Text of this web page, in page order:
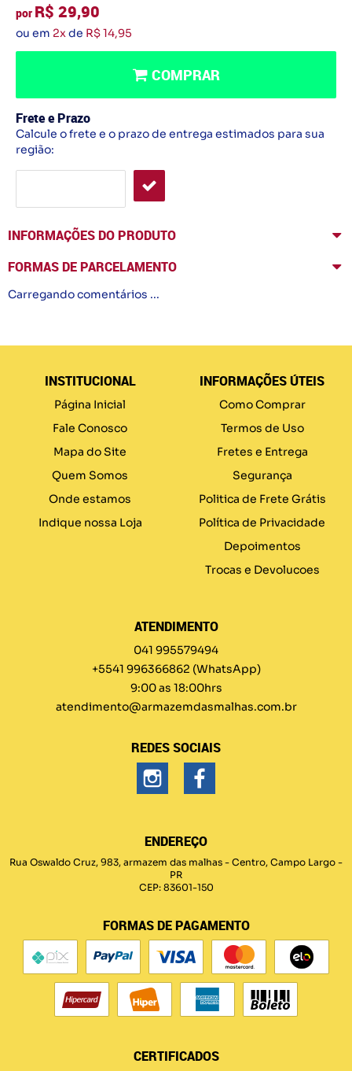
por R$ 29,90
ou em 2xde R$ 14,95
COMPRAR
Frete e Prazo
Calcule o frete e o prazo de entrega estimados para sua
região:
INFORMAÇÕES DO PRODUTO
FORMAS DE PARCELAMENTO
Carregando comentários ...
INSTITUCIONAL
Página Inicial
Fale Conosco
Mapa do Site
Quem Somos
Onde estamos
Indique nossa Loja
INFORMAÇÕES ÚTEIS
Como Comprar
Termos de Uso
Fretes e Entrega
Segurança
Politica de Frete Grátis
Política de Privacidade
Depoimentos
Trocas e Devolucoes
ATENDIMENTO
041 995579494
+5541 996366862 (WhatsApp)
9:00 as 18:00hrs
atendimento@armazemdasmalhas.com.br
REDES SOCIAIS
ENDEREÇO
Rua Oswaldo Cruz, 983, armazem das malhas - Centro, Campo Largo -
PR
CEP: 83601-150
FORMAS DE PAGAMENTO
CERTIFICADOS